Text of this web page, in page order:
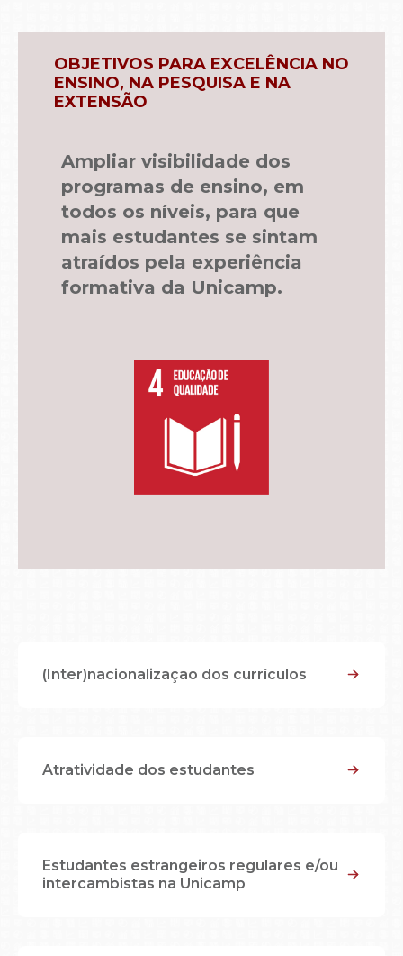
OBJETIVOS PARA EXCELÊNCIA NO
ENSINO, NA PESQUISA E NA
EXTENSÃO
Ampliar visibilidade dos
programas de ensino, em
todos os níveis, para que
mais estudantes se sintam
atraídos pela experiência
formativa da Unicamp.
(Inter)nacionalização dos currículos
Atratividade dos estudantes
Estudantes estrangeiros regulares e/ou
intercambistas na Unicamp